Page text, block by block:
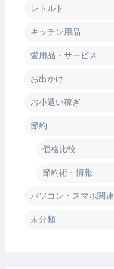
レトルト
キッチン用品
愛用品・サービス
お出かけ
お小遣い稼ぎ
節約
価格比較
節約術・情報
パソコン・スマホ関連
未分類